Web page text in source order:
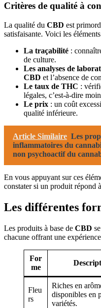
Critères de qualité à
La qualité du CBD est
satisfaisante. Voici les
La traçabilité :
de culture.
Les analyses de
CBD et l’absence de
Le taux de THC :
légales, c’est-à-dire
Le prix : un coût
qualité inférieure.
Article Similaire Les
inflammatoires du
non psychoactif du
En vous appuyant sur ces
constater si un produit répond
Les différentes
Les produits à base de CBD
chacune offrant une
For
me
Fleu
rs
Riches en
disponibles en
variétés.